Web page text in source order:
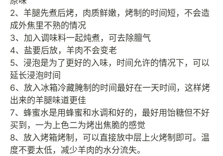
2、羊腿先煮后烤，肉质鲜嫩，烤制的时间短，不会造
成外焦里不熟的情况
3、加入调味料一起炖煮，可去除膻气
4、盐要后放，羊肉不会变老
5、浸泡是为了更好的入味，时间允许的情况下，可以
延长浸泡时间
6、放入冰箱冷藏腌制的时间最好在一天时间，这样烤
出来的羊腿味道更佳
7、蜂蜜水是用蜂蜜和水调和好的，最好用饴糖但不好
买到，一为上色二为烤出焦脆的感觉
8、放入烤箱烤制，可以直接放中层上火烤制即可。温
度不要太低，减少羊肉的水分流失。